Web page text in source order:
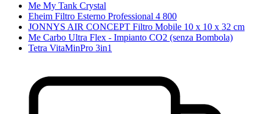
Me My Tank Crystal
Eheim Filtro Esterno Professional 4 800
JONNYS AIR CONCEPT Filtro Mobile 10 x 10 x 32 cm
Me Carbo Ultra Flex - Impianto CO2 (senza Bombola)
Tetra VitaMinPro 3in1